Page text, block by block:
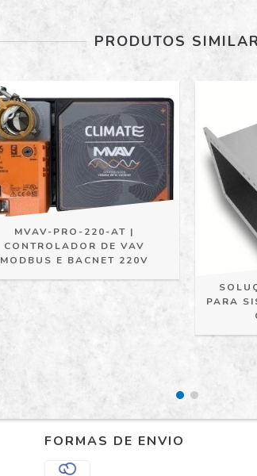
PRODUTOS
MVAV-PRO-220-AT |
CONTROLADOR DE VAV
MODBUS E BACNET 220V
PARA
FORMAS DE ENVIO